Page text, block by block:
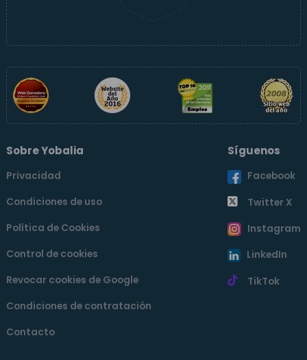
Sobre Yobalia
Privacidad
Condiciones de uso
Política de Cookies
Control de cookies
Revocar cookies de Google
Condiciones de contratación
Contacto
Síguenos
Facebook
Twitter X
Instagram
LinkedIn
TikTok